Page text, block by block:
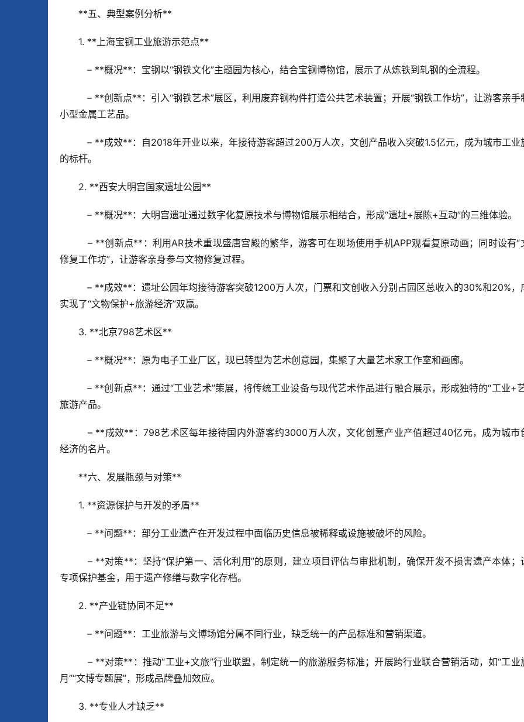
**五、典型案例分析**
1. **上海宝钢工业旅游示范点**
   – **概况**：宝钢以“钢铁文化”主题园为核心，结合宝钢博物馆，展示了从炼铁到轧钢的全流程。
小型金属工艺品。
   – **成效**：自2018年开业以来，年接待游客超过200万人次，文创产品收入突破1.5亿元，成为城市工业旅游
的标杆。
2. **西安大明宫国家遗址公园**
   – **概况**：大明宫遗址通过数字化复原技术与博物馆展示相结合，形成“遗址+展陈+互动”的三维体验。
修复工作坊”，让游客亲身参与文物修复过程。
   – **成效**：遗址公园年均接待游客突破1200万人次，门票和文创收入分别占园区总收入的30%和20%，成功
实现了“文物保护+旅游经济”双赢。
3. **北京798艺术区**
   – **概况**：原为电子工业厂区，现已转型为艺术创意园，集聚了大量艺术家工作室和画廊。
   – **创新点**：通过“工业艺术”策展，将传统工业设备与现代艺术作品进行融合展示，形成独特的“工业+艺术”
旅游产品。
经济的名片。
**六、发展瓶颈与对策**
1. **资源保护与开发的矛盾**
   – **问题**：部分工业遗产在开发过程中面临历史信息被稀释或设施被破坏的风险。
专项保护基金，用于遗产修缮与数字化存档。
2. **产业链协同不足**
   – **问题**：工业旅游与文博场馆分属不同行业，缺乏统一的产品标准和营销渠道。
月”“文博专题展”，形成品牌叠加效应。
3. **专业人才缺乏**